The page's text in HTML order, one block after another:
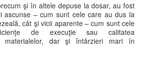
şi în altele depuse la dosar, au fost
ascunse – cum sunt cele care au dus la
cât şi vicii aparente – cum sunt cele
de execuţie sau calitatea
materialelor, dar şi întârzieri mari în